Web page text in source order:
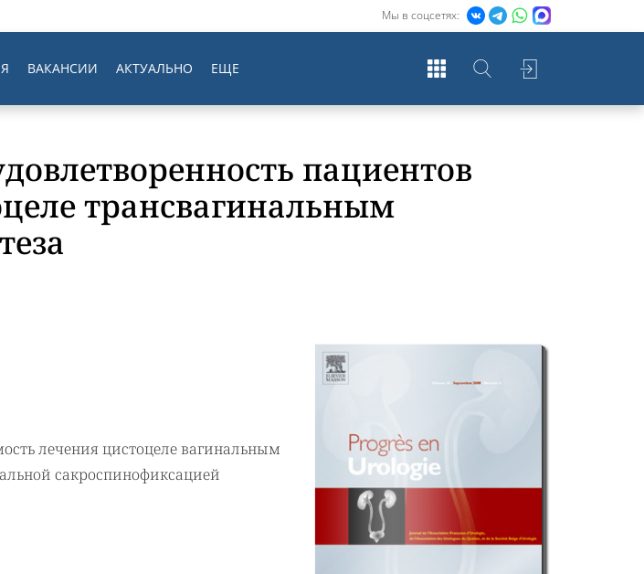
Мы в соцсетях:
ВАКАНСИИ АКТУАЛЬНО ЕЩЕ
пациентов
трансвагинальным
лечения цистоцеле вагинальным
сакроспинофиксацией